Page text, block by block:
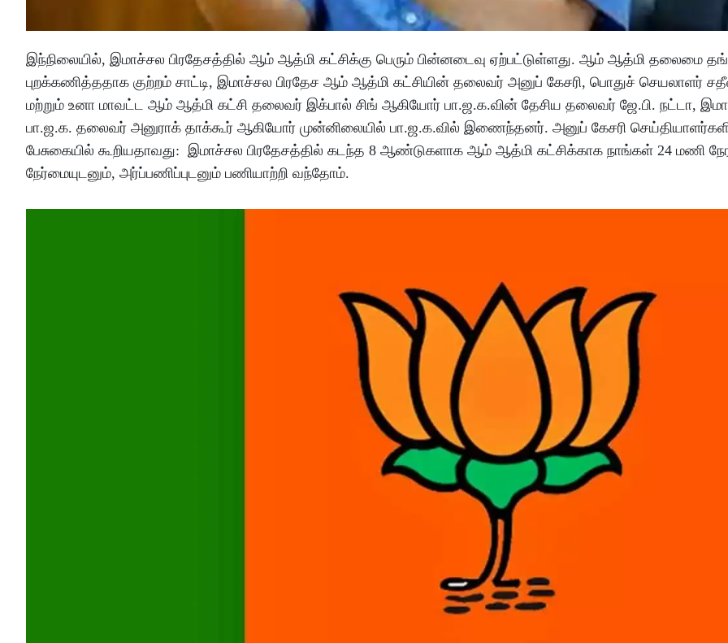
இந்நிலையில், இமாச்சல பிரதேசத்தில் ஆம் ஆத்மி கட்சிக்கு பெரும் பின்னடைவு ஏற்பட்டுள்ளது. ஆம் ஆத்மி தலைமை
புறக்கணித்ததாக குற்றம் சாட்டி, இமாச்சல பிரதேச ஆம் ஆத்மி கட்சியின் தலைவர் அனுப் கேசரி, பொதுச் செயலாளர்
மற்றும் உனா மாவட்ட ஆம் ஆத்மி கட்சி தலைவர் இக்பால் சிங் ஆகியோர் பா.ஜ.க.வின் தேசிய தலைவர் ஜே.பி. நட்டா,
பா.ஜ.க. தலைவர் அனுராக் தாக்கூர் ஆகியோர் முன்னிலையில் பா.ஜ.க.வில் இணைந்தனர். அனுப் கேசரி
பேசுகையில் கூறியதாவது: இமாச்சல பிரதேசத்தில் கடந்த 8 ஆண்டுகளாக ஆம் ஆத்மி கட்சிக்காக நாங்கள் 24 மணி
நேர்மையுடனும், அர்ப்பணிப்புடனும் பணியாற்றி வந்தோம்.